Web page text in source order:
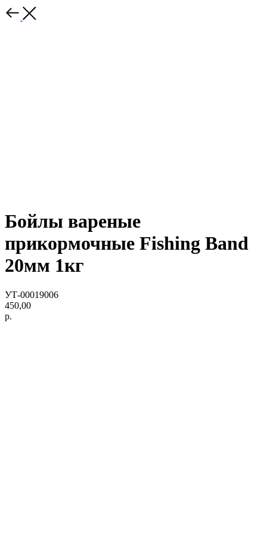
Бойлы вареные
прикормочные Fishing Band
20мм 1кг
УТ-00019006
450,00
р.